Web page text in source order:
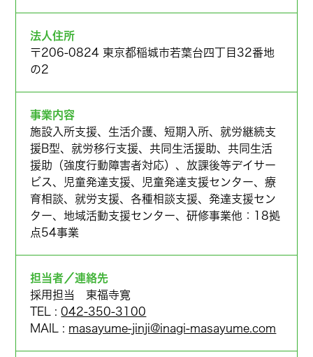
法人住所
〒206-0824 東京都稲城市若葉台四丁目32番地
の2
事業内容
施設入所支援、生活介護、短期入所、就労継続支
援B型、就労移行支援、共同生活援助、共同生活
援助（強度行動障害者対応）、放課後等デイサー
ビス、児童発達支援、児童発達支援センター、療
育相談、就労支援、各種相談支援、発達支援セン
ター、地域活動支援センター、研修事業他：18拠
点54事業
担当者／連絡先
採用担当 東福寺寛
TEL :042-350-3100
MAIL : masayume-jinji@inagi-masayume.com